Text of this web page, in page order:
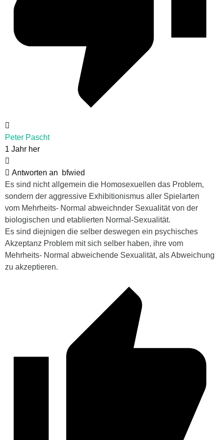
Peter Pascht
1 Jahr her
Antworten an
bfwied
Es sind nicht allgemein die Homosexuellen das Problem,
sondern der aggressive Exhibitionismus aller Spielarten
vom Mehrheits- Normal abweichnder Sexualität von der
biologischen und etablierten Normal-Sexualität.
Es sind diejnigen die selber deswegen ein psychisches
Akzeptanz Problem mit sich selber haben, ihre vom
Mehrheits- Normal abweichende Sexualität, als Abweichung
zu akzeptieren.